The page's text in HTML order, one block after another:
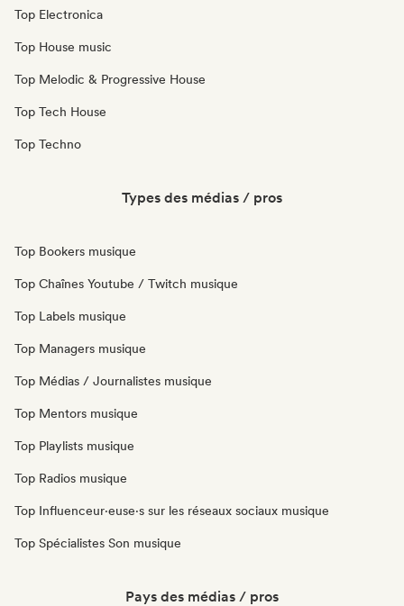
Top Electronica
Top House music
Top Melodic & Progressive House
Top Tech House
Top Techno
Types des médias / pros
Top Bookers musique
Top Chaînes Youtube / Twitch musique
Top Labels musique
Top Managers musique
Top Médias / Journalistes musique
Top Mentors musique
Top Playlists musique
Top Radios musique
Top Influenceur·euse·s sur les réseaux sociaux musique
Top Spécialistes Son musique
Pays des médias / pros